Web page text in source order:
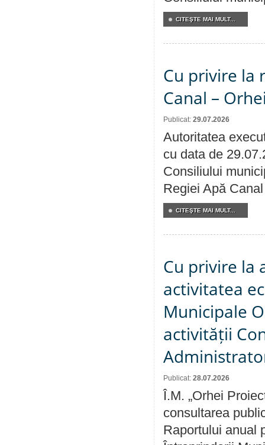
CITEŞTE MAI MULT...
Cu privire la
Canal –
Publicat: 29.07.2026
Autoritatea
cu data de
Consiliului
Regiei Apă
CITEŞTE MAI MULT...
Cu privire la
activitatea
Municipale
activității
Publicat: 28.07.2026
Î.M. „Orhei
consultarea
Raportului anual